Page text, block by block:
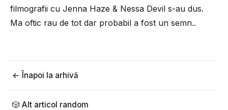
filmografii cu Jenna Haze & Nessa Devil s-au dus.
Ma oftic rau de tot dar probabil a fost un semn..
← Înapoi la arhivă
🎲 Alt articol random